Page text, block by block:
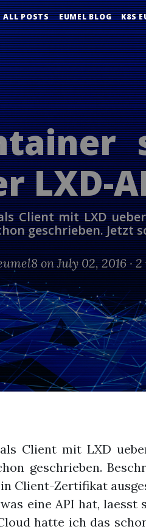
ALL POSTS EUMEL BLOG K8S
LXD-
Client mit LXD
geschrieben. Jetzt
on July 02, 2016 ·2
als Client mit LXD
geschrieben.
Client-Zertifikat
eine API hat,
hatte ich das